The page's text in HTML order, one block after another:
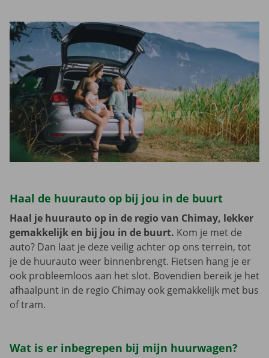
Haal de huurauto op bij jou in de buurt
Haal je huurauto op in de regio van Chimay, lekker
gemakkelijk en bij jou in de buurt. Kom je met de
auto? Dan laat je deze veilig achter op ons terrein, tot
je de huurauto weer binnenbrengt. Fietsen hang je er
ook probleemloos aan het slot. Bovendien bereik je het
afhaalpunt in de regio Chimay ook gemakkelijk met bus
of tram.
Wat is er inbegrepen bij mijn huurwagen?